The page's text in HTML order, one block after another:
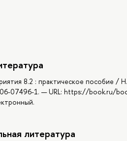
8.2 : практическое пособие /
07496-1. — URL: https://book.ru/
литература